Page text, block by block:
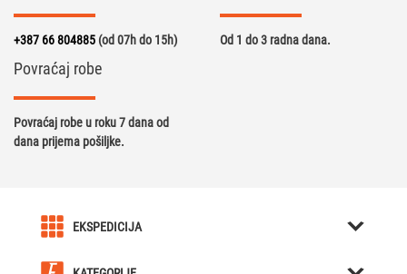
+387 66 804885 (od 07h do 15h) Od 1 do 3 radna dana.
Povraćaj robe
Povraćaj robe u roku 7 dana od
dana prijema pošiljke.
EKSPEDICIJA